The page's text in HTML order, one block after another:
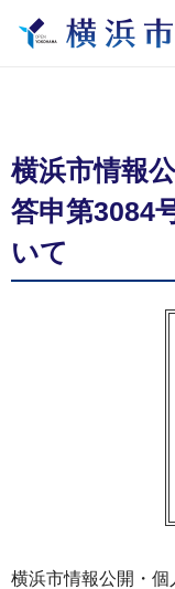
横浜市情報
答申第3084
いて
横浜市情報公開・